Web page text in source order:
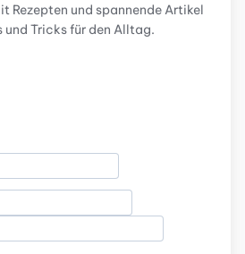
Rezepten und spannende Artikel
Tricks für den Alltag.